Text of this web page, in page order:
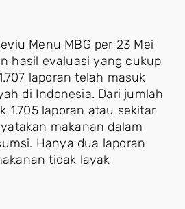
Menu MBG per 23 Mei
hasil evaluasi yang cukup
laporan telah masuk
di Indonesia. Dari jumlah
1.705 laporan atau sekitar
makanan dalam
Hanya dua laporan
tidak layak